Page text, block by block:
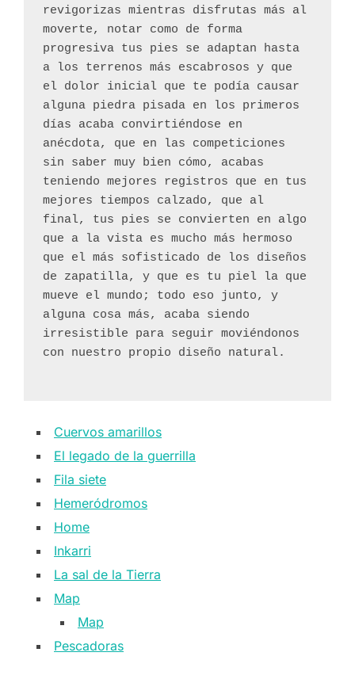
revigorizas mientras disfrutas más al
moverte, notar como de forma
progresiva tus pies se adaptan hasta
a los terrenos más escabrosos y que
el dolor inicial que te podía causar
alguna piedra pisada en los primeros
días acaba convirtiéndose en
anécdota, que en las competiciones
sin saber muy bien cómo, acabas
teniendo mejores registros que en tus
mejores tiempos calzado, que al
final, tus pies se convierten en algo
que a la vista es mucho más hermoso
que el más sofisticado de los diseños
de zapatilla, y que es tu piel la que
mueve el mundo; todo eso junto, y
alguna cosa más, acaba siendo
irresistible para seguir moviéndonos
con nuestro propio diseño natural.
Cuervos amarillos
El legado de la guerrilla
Fila siete
Hemeródromos
Home
Inkarri
La sal de la Tierra
Map
Map
Pescadoras